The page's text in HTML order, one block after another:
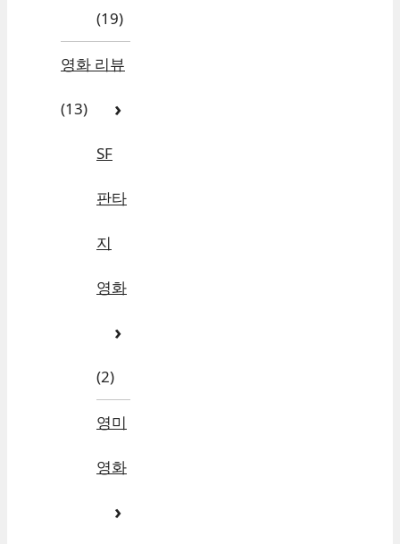
(19)
영화 리뷰
(13)
SF
판타
지
영화
(2)
영미
영화